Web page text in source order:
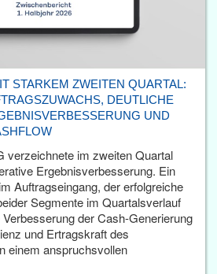
STARKEM ZWEITEN QUARTAL:
DEUTLICHE
UND
verzeichnete im zweiten Quartal
Ergebnisverbesserung. Ein
Auftragseingang, der erfolgreiche
Segmente im Quartalsverlauf
der Cash-Generierung
und Ertragskraft des
einem anspruchsvollen